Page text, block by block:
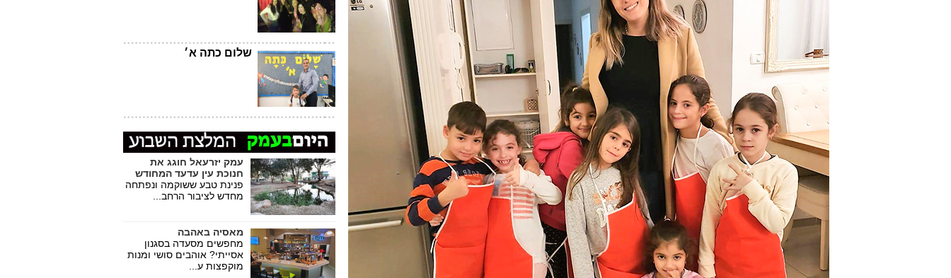
שלום כתה א׳
עמק יזרעאל חוגג את
חנוכת עין עדעד המחודש
פנינת טבע ששוקמה ונפתחה
מחדש לציבור הרחב...
מאסיה באהבה
מחפשים מסעדה בסגנון
אסייתי? אוהבים סושי ומנות
מוקפצות ע...